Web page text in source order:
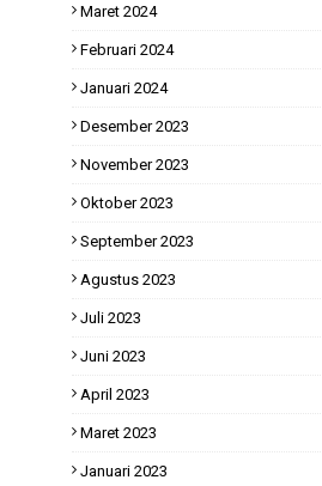
Maret 2024
Februari 2024
Januari 2024
Desember 2023
November 2023
Oktober 2023
September 2023
Agustus 2023
Juli 2023
Juni 2023
April 2023
Maret 2023
Januari 2023